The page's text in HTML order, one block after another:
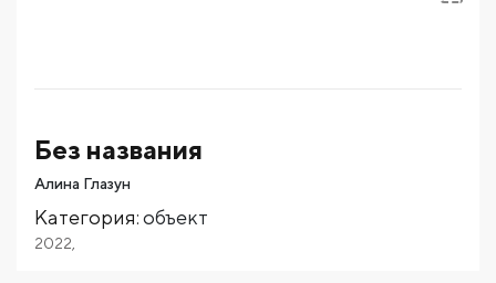
Без названия
Алина Глазун
Категория:объект
2022